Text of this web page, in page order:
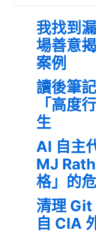
我找到
場善意
案例
讀後筆
「高度
生
AI 自主
MJ
格」的
清理 Git
自 CIA